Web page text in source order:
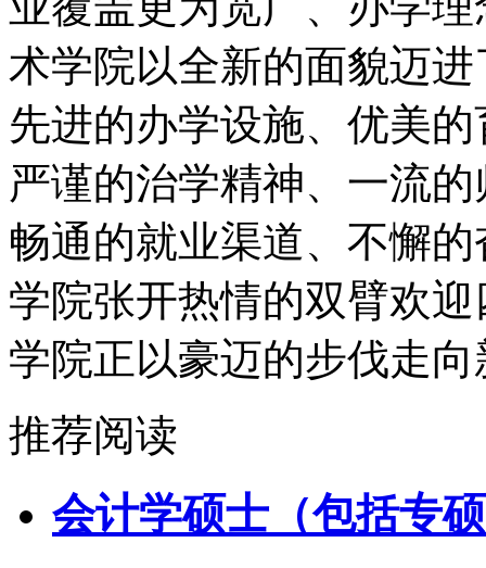
术学院以全新的面貌迈
先进的办学设施、优美
严谨的治学精神、一流
畅通的就业渠道、不懈
学院张开热情的双臂欢
学院正以豪迈的步伐走
推荐阅读
会计学硕士（包括专